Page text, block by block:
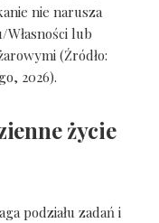
nie narusza
lub
(Źródło:
2026).
życie
podziału zadań i